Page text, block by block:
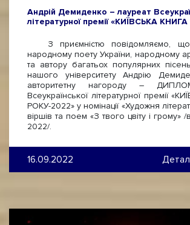
Андрій Демиденко – лауреат
літературної премії «КИЇВСЬКА
З приємністю повідомляємо,
народному поету України, народному
та автору багатьох популярних
нашого університету Андрію
авторитетну нагороду –
Всеукраїнської літературної премії
РОКУ-2022» у номінації «Художня
віршів та поем «З твого цвіту і грому» /
2022/.
16.09.2022